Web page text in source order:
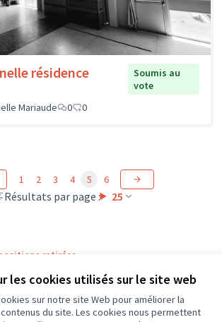
les cookies utilisés sur le site web
sur notre site Web pour améliorer la
du site. Les cookies nous permettent
résidence
Soumis au
vote
Mariaude
0 0
Résultats par page : 25
1 2 3 4 5 6
retirées